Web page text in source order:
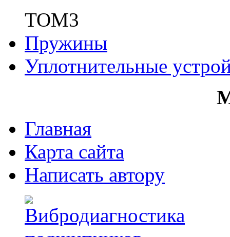
ТОМ3
Пружины
Уплотнительные
Главная
Карта сайта
Написать автору